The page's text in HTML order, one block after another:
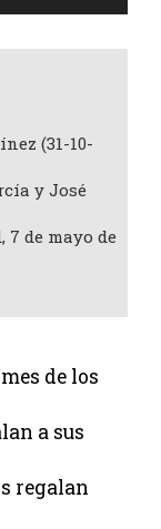
(31-10-
y José
de mayo de
de los
a sus
regalan